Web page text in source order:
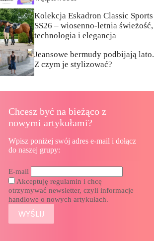
Kolekcja Eskadron Classic Sports
SS26 – wiosenno-letnia świeżość,
technologia i elegancja
Jeansowe bermudy podbijają lato.
Z czym je stylizować?
Chcesz być na bieżąco z
nowymi artykułami?
Wpisz poniżej swój adres e-mail i dołącz
do naszej grupy:
E-mail
Akceptuję regulamin i chcę
otrzymywać newsletter, czyli informacje
handlowe o nowych artykułach.